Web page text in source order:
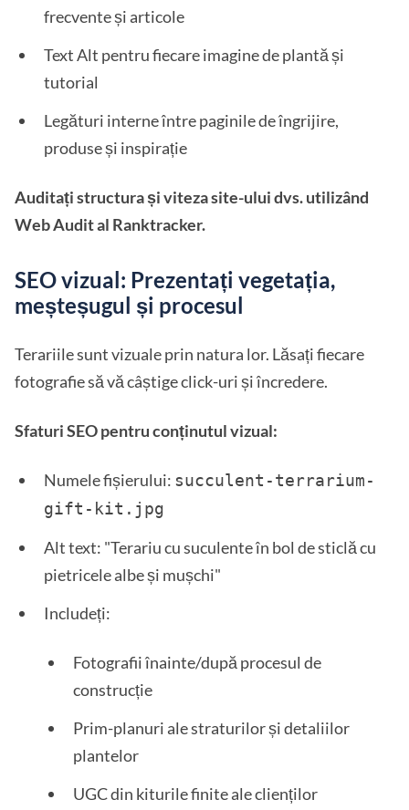
frecvente și articole
Text Alt pentru fiecare imagine de plantă și
tutorial
Legături interne între paginile de îngrijire,
produse și inspirație
Auditați structura și viteza site-ului dvs. utilizând
Web Audit al Ranktracker.
SEO vizual: Prezentați vegetația,
meșteșugul și procesul
Terariile sunt vizuale prin natura lor. Lăsați fiecare
fotografie să vă câștige click-uri și încredere.
Sfaturi SEO pentru conținutul vizual:
Numele fișierului: succulent-terrarium-
gift-kit.jpg
Alt text: "Terariu cu suculente în bol de sticlă cu
pietricele albe și mușchi"
Includeți:
Fotografii înainte/după procesul de
construcție
Prim-planuri ale straturilor și detaliilor
plantelor
UGC din kiturile finite ale clienților